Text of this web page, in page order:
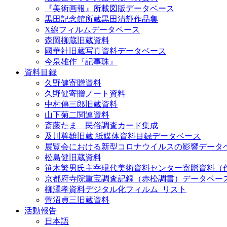
『美術画報』所載図版データベース
黒田記念館所蔵黒田清輝作品集
X線フィルムデータベース
森岡柳蔵旧蔵資料
國華社旧蔵写真資料データベース
今泉雄作『記事珠』
資料目録
久野健寄贈資料
久野健寄贈ノート資料
中村傳三郎旧蔵資料
山下菊二関連資料
斎藤たま 民俗調査カード集成
及川尊雄旧蔵 紙媒体資料目録データベース
展覧会における新型コロナウイルスの影響データ
松島健旧蔵資料
笹木繁男氏主宰現代美術資料センター寄贈資料（
京都府寺院重宝調査記録（赤松調書）データベー
柳澤孝資料デジタル化フィルム_リスト
菅沼貞三旧蔵資料
活動報告
日本語